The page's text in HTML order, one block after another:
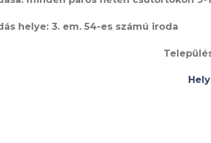
helye: 3. em. 54-es számú iroda